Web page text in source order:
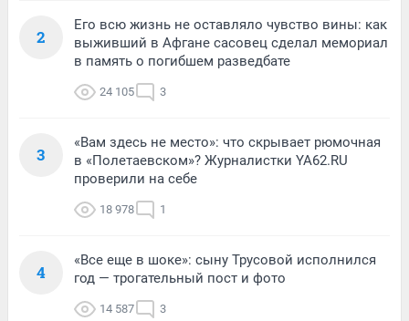
2
Его всю жизнь не оставляло чувство вины: как
выживший в Афгане сасовец сделал мемориал
в память о погибшем разведбате
24 105 3
3
«Вам здесь не место»: что скрывает рюмочная
в «Полетаевском»? Журналистки YA62.RU
проверили на себе
18 978 1
4
«Все еще в шоке»: сыну Трусовой исполнился
год — трогательный пост и фото
14 587 3